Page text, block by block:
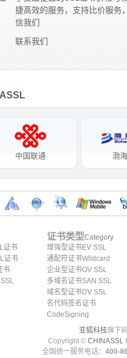
捷高效的服务，支持比价服务
信我们
联系我们
中国联通 渤
证书
证书
书
证书类型Category
增强型证书EV SSL
通配符证书Wildcard
企业型证书OV SSL
多域名证书SAN SSL
域名型证书DV SSL
名代码签名证书
CodeSigning
亚狐科技旗下
Copyright © CHINASSL
全国统一服务电话： 400-